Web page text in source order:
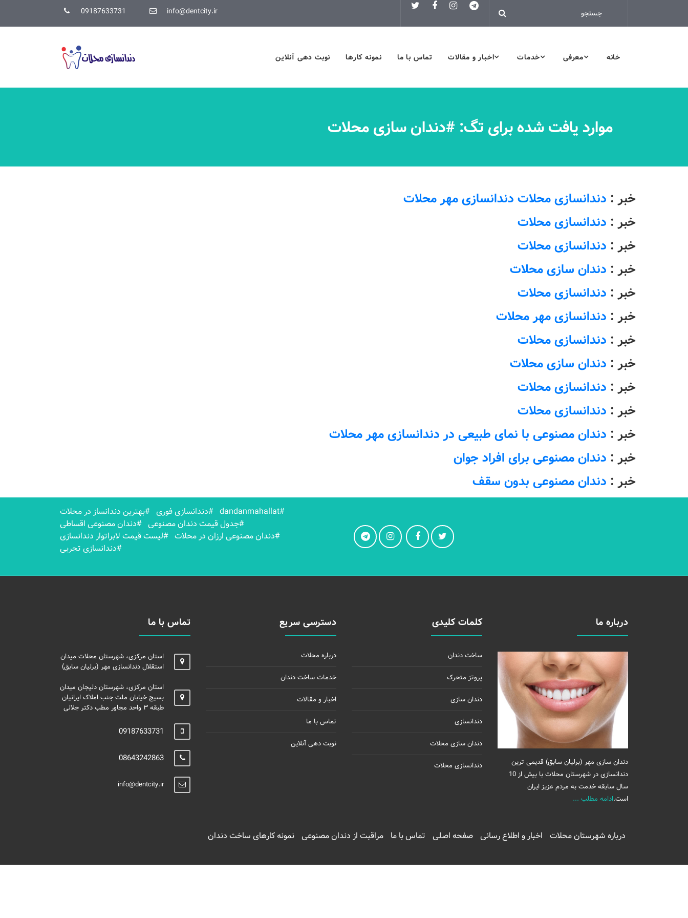
09187633731 info@dentcity.ir
خانه معرفی خدمات اخبار و مقالات تماس با ما نمونه کارها نوبت دهی آنلاین
موارد یافت شده برای تگ: #دندان سازی محلات
خبر : دندانسازی محلات دندانسازی مهر محلات
خبر : دندانسازی محلات
خبر : دندانسازی محلات
خبر : دندان سازی محلات
خبر : دندانسازی محلات
خبر : دندانسازی مهر محلات
خبر : دندانسازی محلات
خبر : دندان سازی محلات
خبر : دندانسازی محلات
خبر : دندانسازی محلات
خبر : دندان مصنوعی با نمای طبیعی در دندانسازی مهر محلات
خبر : دندان مصنوعی برای افراد جوان
خبر : دندان مصنوعی بدون سقف
#dandanmahallat #دندانسازی فوری #بهترين دندانساز در محلات
#جدول قیمت دندان مصنوعی #دندان مصنوعی اقساطی
#دندان مصنوعی ارزان در محلات #لیست قیمت لابراتوار دندانسازی
#دندانسازی تجربی
درباره ما
دندان سازی مهر (برلیان سابق) قدیمی ترین
دندانسازی در شهرستان محلات با بیش از 10
سال سابقه خدمت به مردم عزیز ایران
است.ادامه مطلب ...
کلمات کلیدی
ساخت دندان
پروتز متحرک
دندان سازی
دندانسازی
دندان سازی محلات
دندانسازی محلات
دسترسی سریع
درباره محلات
خدمات ساخت دندان
اخبار و مقالات
تماس با ما
نوبت دهی آنلاین
تماس با ما
استان مرکزی، شهرستان محلات میدان
استقلال دندانسازی مهر (برلیان سابق)
استان مرکزی، شهرستان دلیجان میدان
بسیج خیابان ملت جنب املاک ایرانیان
طبقه ۳ واحد مجاور مطب دکتر جلالی
09187633731
08643242863
info@dentcity.ir
درباره شهرستان محلات اخبار و اطلاع رسانی صفحه اصلی تماس با ما مراقبت از دندان مصنوعی نمونه کارهای ساخت دندان